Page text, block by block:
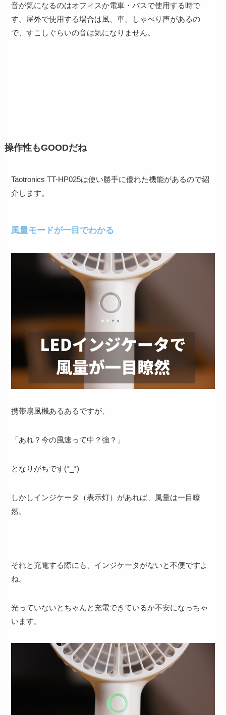
音が気になるのはオフィスか電車・バスで使用する時で
す。屋外で使用する場合は風、車、しゃべり声があるの
で、すこしぐらいの音は気になりません。
操作性もGOODだね
Taotronics TT-HP025は使い勝手に優れた機能があるので紹
介します。
風量モードが一目でわかる
携帯扇風機あるあるですが、
「あれ？今の風速って中？強？」
となりがちです(*_*)
しかしインジケータ（表示灯）があれば、風量は一目瞭
然。
それと充電する際にも、インジケータがないと不便ですよ
ね。
光っていないとちゃんと充電できているか不安になっちゃ
います。